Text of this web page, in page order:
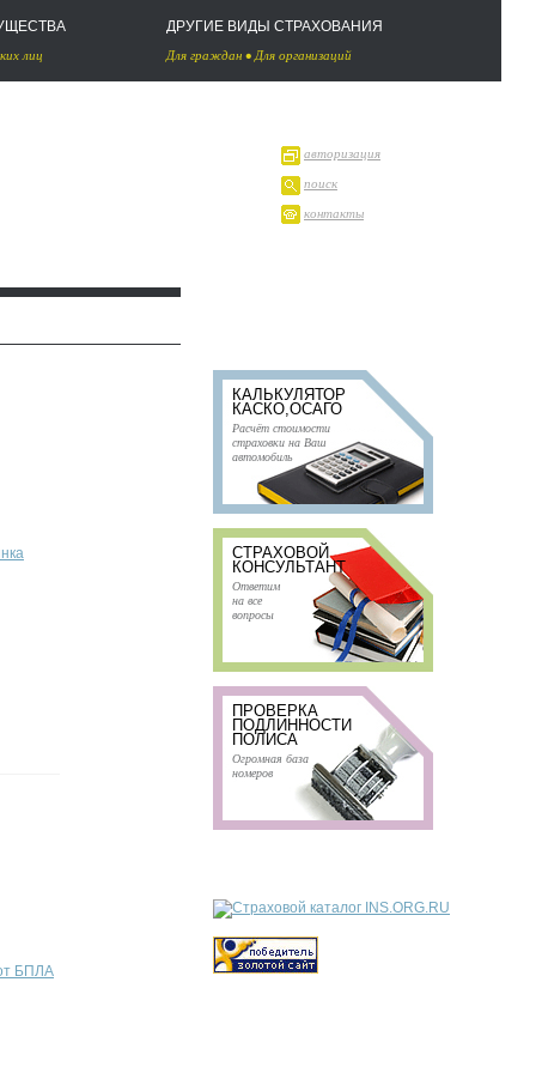
лиц
ДРУГИЕ ВИДЫ СТРАХОВАНИЯ
Для граждан •Для организаций
авторизация
поиск
контакты
БПЛА
КАЛЬКУЛЯТОР
КАСКО,ОСАГО
Расчёт стоимости
страховки на Ваш
автомобиль
СТРАХОВОЙ
КОНСУЛЬТАНТ
Ответим
на все
вопросы
ПРОВЕРКА
ПОДЛИННОСТИ
ПОЛИСА
Огромная база
номеров